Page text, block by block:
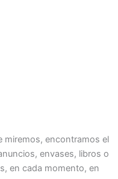
miremos, encontramos el
envases, libros o
en cada momento, en